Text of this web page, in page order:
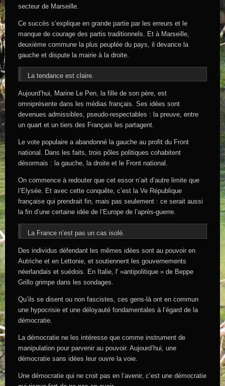
secteur de Marseille.
Ce succès s’explique en grande partie par les erreurs et le
manque de courage des partis traditionnels. Et à Marseille,
deuxième commune la plus peuplée du pays, il devance la
gauche et dispute la mairie à la droite.
La tendance est claire.
Aujourd’hui, Marine Le Pen, la fille de son père, est
omniprésente dans les médias français. Ses idées sont
devenues admissibles, pseudo-respectables : la preuve, entre
un quart et un tiers des Français les partagent.
Le vote populaire a abandonné la gauche au profit du Front
national. Dans les faits, trois pôles politiques cohabitent
désormais : la gauche, la droite et le Front national.
On commence à redouter que cet essor n’ait d’autre limite que
l’Elysée. Et avec cette conquête, c’est la Ve République
française qui prendrait fin, mais pas seulement : ce serait aussi
la fin d’une certaine idée de l’Europe de l’après-guerre.
La France n’est pas un cas isolé.
Des individus défendant les mêmes idées sont au pouvoir en
Autriche et en Lettonie, et soutiennent les gouvernements
néerlandais et suédois. En Italie, l' »antipolitique » de Beppe
Grillo grimpe dans les sondages.
Qu’ils se disent ou non fascistes, ces gens-là ont en commun
une hypocrisie et une déloyauté fondamentales à l’égard de la
démocratie.
La démocratie ne les intéresse que comme instrument de
manipulation pour parvenir au pouvoir. Aujourd’hui, une
démocratie sans idées leur ouvre la voie.
Une démocratie qui ne croit pas en l’avenir, c’est une démocratie